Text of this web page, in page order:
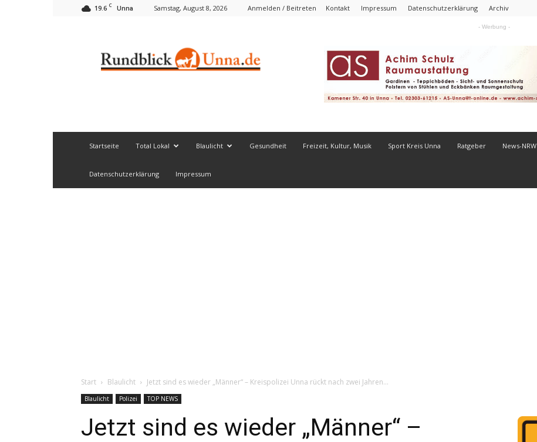
19.6 C Unna Samstag, August 8, 2026 Anmelden / Beitreten Kontakt Impressum Datenschutzerklärung Archiv
- Werbung -
Startseite Total Lokal Blaulicht Gesundheit Freizeit, Kultur, Musik Sport Kreis Unna Ratgeber News-NRW
Datenschutzerklärung Impressum
Start Blaulicht Jetzt sind es wieder „Männer“ – Kreispolizei Unna rückt nach zwei Jahren...
Blaulicht Polizei TOP NEWS
Jetzt sind es wieder „Männer“ –